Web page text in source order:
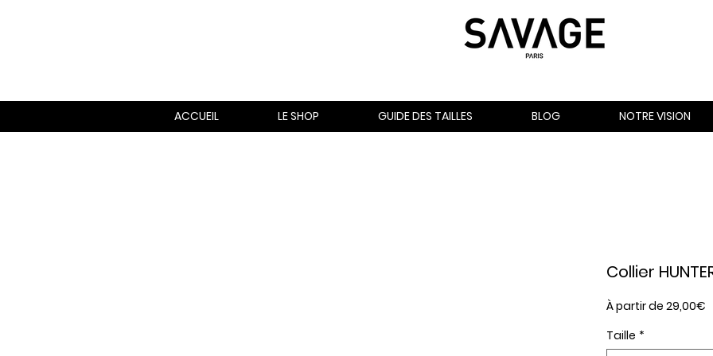
ACCUEIL LE SHOP GUIDE DES TAILLES BLOG NOTRE VISION
Collier
À partir de 29,00€
Taille *